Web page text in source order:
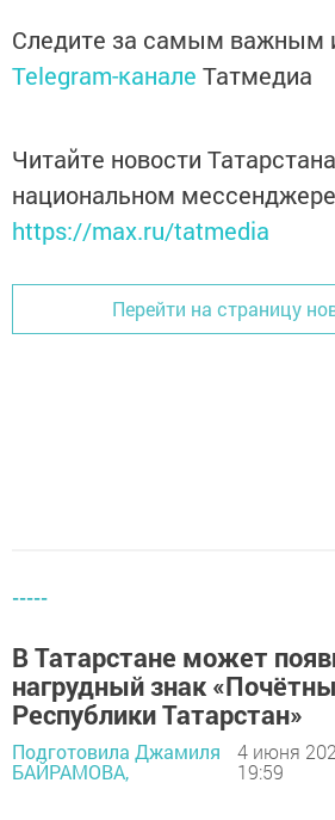
Следите за самым важным
Telegram-канале Татмедиа
Читайте новости
национальном
https://max.ru/tatmedia
Перейти на страницу
-----
В Татарстане может
нагрудный знак
Республики Татарстан»
Подготовила Джамиля
БАЙРАМОВА,
4 июня
19:59